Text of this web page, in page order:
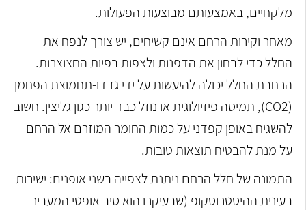
מלקחיים, באמצעותם מבוצעות הפעולות.
מאחר וקירות הרחם אינם קשיחים, יש צורך לנפח את
החלל כדי לבחון את הדפנות ולצפות בפיות החצוצרות.
הרחבת החלל יכולה להיעשות על ידי גז דו-תחמוצת הפחמן
(CO2), תמיסה פיזיולוגית או נוזל כבד יותר כגון גליצין. חשוב
להשגיח באופן קפדני על כמות החומר המוזרם אל הרחם
על מנת להבטיח תוצאות טובות.
התמונה של חלל הרחם ניתנת לצפייה בשני אופנים: ישירות
בעינית ההיסטרוסקופ (שבעיקרו הוא סיב אופטי המעביר